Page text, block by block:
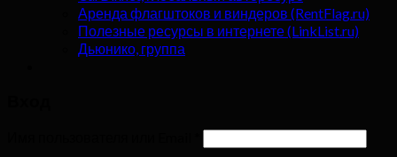
Аренда флагштоков и виндеров (RentFlag.ru)
Полезные ресурсы в интернете (LinkList.ru)
Дьюнико, группа